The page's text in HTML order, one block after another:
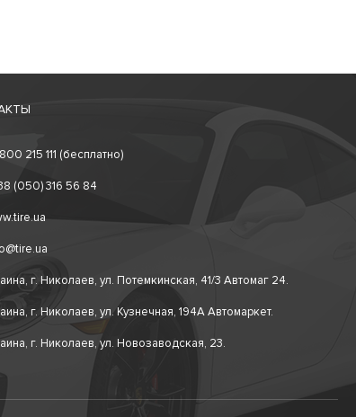
215 111 (бесплатно)
(050) 316 56 84
г. Николаев, ул. Потемкинская, 41/3 Автомаг 24.
г. Николаев, ул. Кузнечная, 194А Автомаркет.
г. Николаев, ул. Новозаводская, 23.